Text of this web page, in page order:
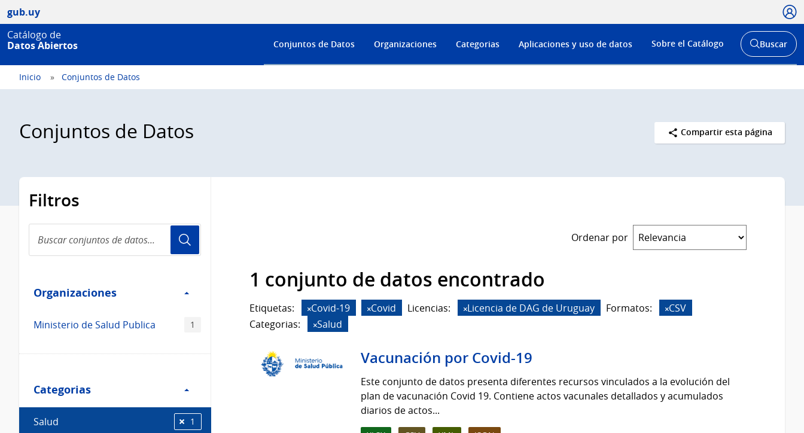
gub.uy
Catálogo de
Datos Abiertos
Menú
de
Conjuntos de Datos Organizaciones Categorias Aplicaciones y uso de datos Sobre el Catálogo
Abrir
buscador
Buscar
Inicio Conjuntos de Datos
Conjuntos de Datos Compartir esta página
Filtros
conjuntos
de
Organizaciones
Organizaciones
Ministerio de Salud Publica 1
Categorias
Categorias
Salud 1
Ordenar por
1 conjunto de datos encontrado
Etiquetas: Covid-19 Covid Licencias: Licencia de DAG de Uruguay Formatos:
CSV
Categorias:
Salud
Vacunación por Covid-19
Este conjunto de datos presenta diferentes recursos vinculados a la evolución del
plan de vacunación Covid 19. Contiene actos vacunales detallados y acumulados
diarios de actos...